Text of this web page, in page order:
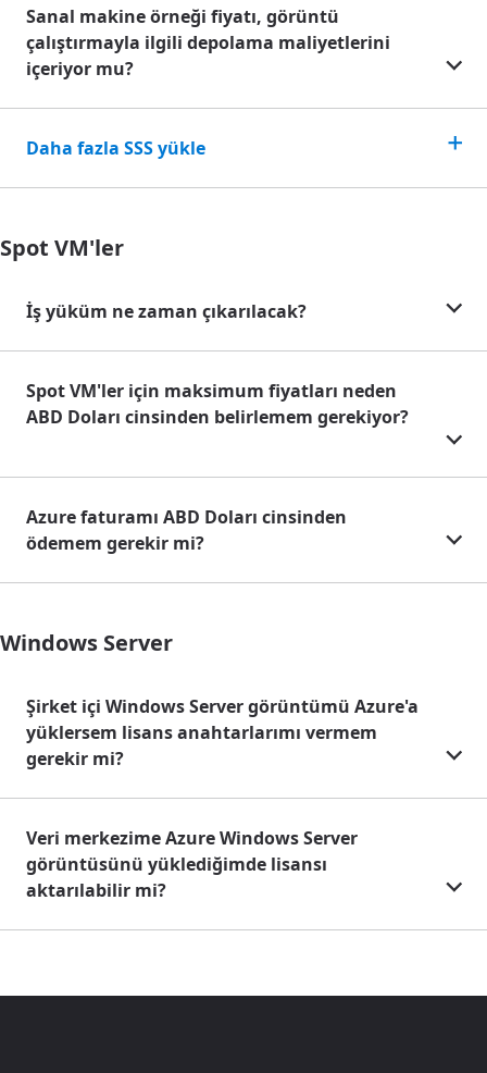
Sanal makine örneği fiyatı, görüntü
çalıştırmayla ilgili depolama maliyetlerini
içeriyor mu?
Daha fazla SSS yükle
Spot VM'ler
İş yüküm ne zaman çıkarılacak?
Spot VM'ler için maksimum fiyatları neden
ABD Doları cinsinden belirlemem gerekiyor?
Azure faturamı ABD Doları cinsinden
ödemem gerekir mi?
Windows Server
Şirket içi Windows Server görüntümü Azure'a
yüklersem lisans anahtarlarımı vermem
gerekir mi?
Veri merkezime Azure Windows Server
görüntüsünü yüklediğimde lisansı
aktarılabilir mi?